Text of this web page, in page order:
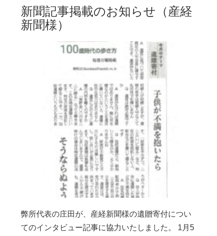
新聞記事掲載のお知らせ（産経
新聞様）
弊所代表の庄田が、産経新聞様の遺贈寄付につい
てのインタビュー記事に協力いたしました。 1月5